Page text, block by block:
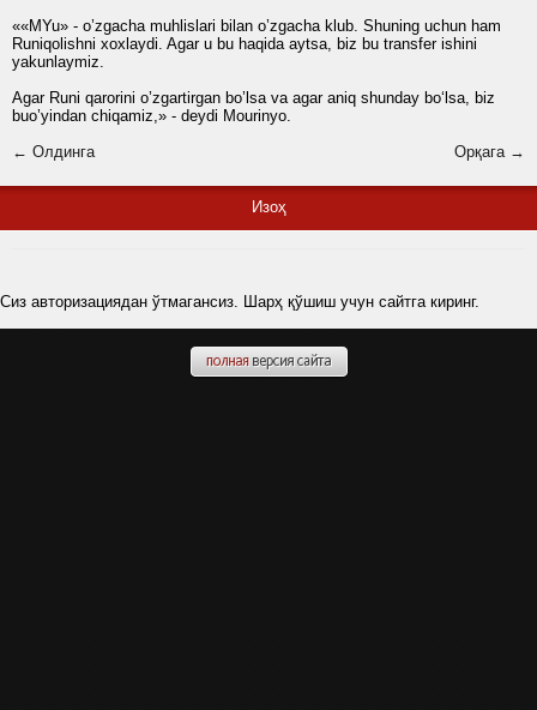
««MYu» - o’zgacha muhlislari bilan o’zgacha klub. Shuning uchun ham
Runiqolishni xoxlaydi. Agar u bu haqida aytsa, biz bu transfer ishini
yakunlaymiz.
Agar Runi qarorini o’zgartirgan bo’lsa va agar aniq shunday bo‘lsa, biz
buo’yindan chiqamiz,» - deydi Mourinyo.
← Олдинга
Орқага →
Изоҳ
Сиз авторизациядан ўтмагансиз. Шарҳ қўшиш учун сайтга киринг.